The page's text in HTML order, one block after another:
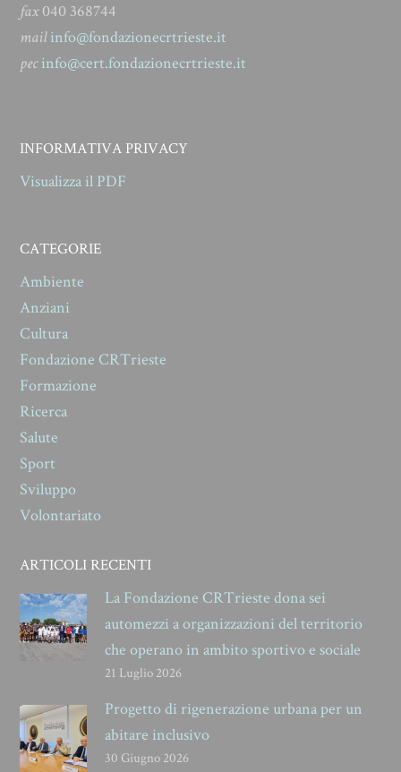
fax040 368744
mailinfo@fondazionecrtrieste.it
pecinfo@cert.fondazionecrtrieste.it
INFORMATIVA PRIVACY
Visualizza il PDF
CATEGORIE
Ambiente
Anziani
Cultura
Fondazione CRTrieste
Formazione
Ricerca
Salute
Sport
Sviluppo
Volontariato
ARTICOLI RECENTI
La Fondazione CRTrieste dona sei
automezzi a organizzazioni del territorio
che operano in ambito sportivo e sociale
21 Luglio 2026
Progetto di rigenerazione urbana per un
abitare inclusivo
30 Giugno 2026